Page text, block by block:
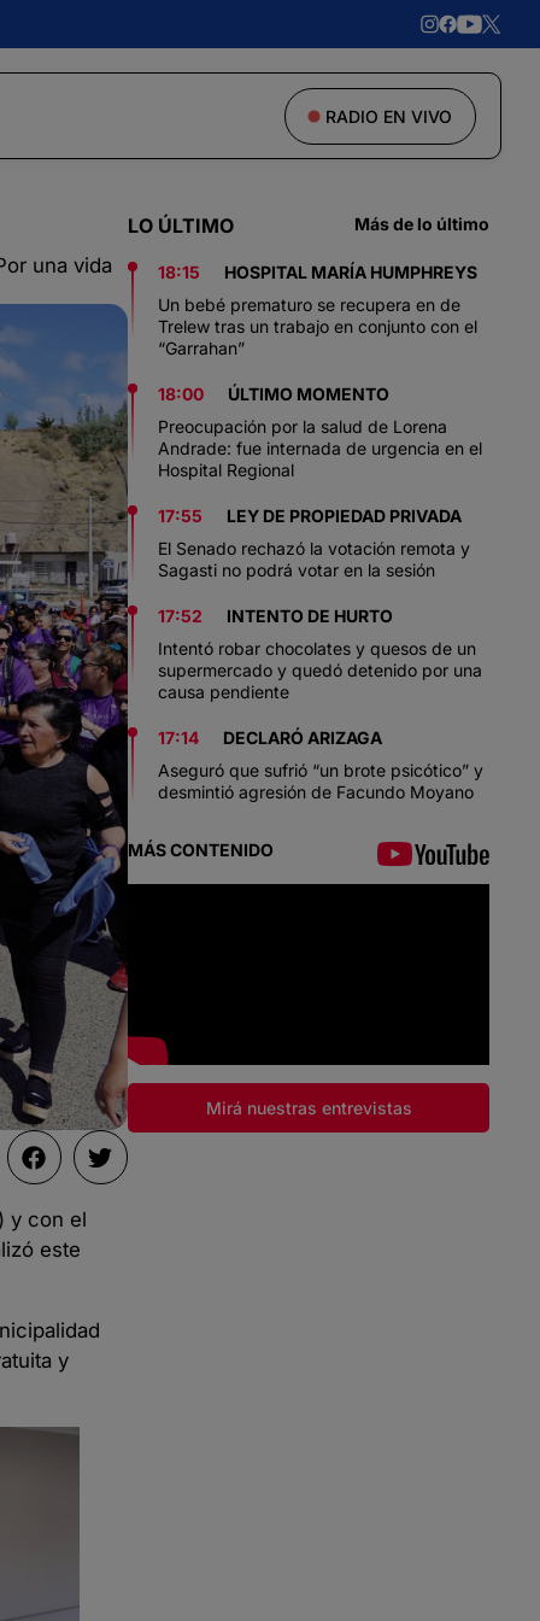
RADIO EN VIVO
una vida
y con el
este
y
LO ÚLTIMO Más de lo último
18:15
HOSPITAL MARÍA HUMPHREYS
Un bebé prematuro se recupera en de
Trelew tras un trabajo en conjunto con el
“Garrahan”
18:00
ÚLTIMO MOMENTO
Preocupación por la salud de Lorena
Andrade: fue internada de urgencia en el
Hospital Regional
17:55
LEY DE PROPIEDAD PRIVADA
El Senado rechazó la votación remota y
Sagasti no podrá votar en la sesión
17:52
INTENTO DE HURTO
Intentó robar chocolates y quesos de un
supermercado y quedó detenido por una
causa pendiente
17:14
DECLARÓ ARIZAGA
Aseguró que sufrió “un brote psicótico” y
desmintió agresión de Facundo Moyano
MÁS CONTENIDO
Mirá nuestras entrevistas